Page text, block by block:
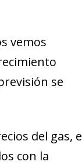
vemos
se
del gas, e
con la